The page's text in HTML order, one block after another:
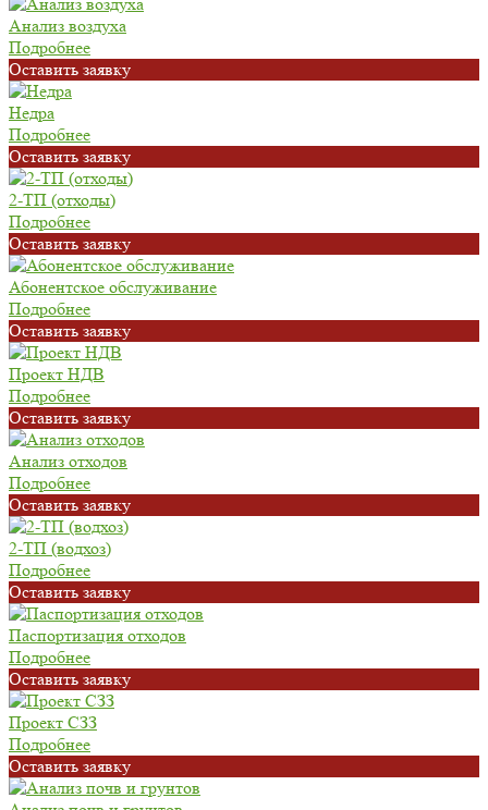
Анализ воздуха
Подробнее
Oставить заявку
Недра
Подробнее
Oставить заявку
2-ТП (отходы)
Подробнее
Oставить заявку
Абонентское обслуживание
Подробнее
Oставить заявку
Проект НДВ
Подробнее
Oставить заявку
Анализ отходов
Подробнее
Oставить заявку
2-ТП (водхоз)
Подробнее
Oставить заявку
Паспортизация отходов
Подробнее
Oставить заявку
Проект СЗЗ
Подробнее
Oставить заявку